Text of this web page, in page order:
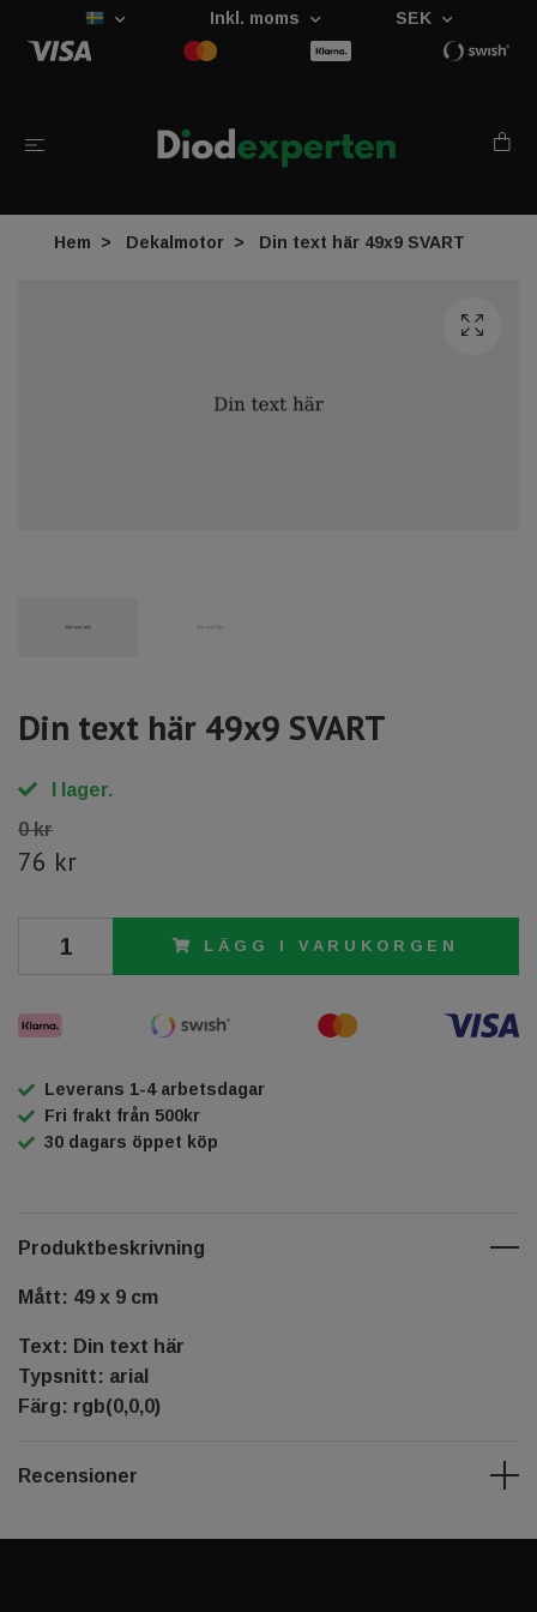
Inkl. moms SEK
Hem Dekalmotor Din text här 49x9 SVART
Din text här 49x9 SVART
I lager.
0 kr
76 kr
LÄGG I VARUKORGEN
Leverans 1-4 arbetsdagar
Fri frakt från 500kr
30 dagars öppet köp
Produktbeskrivning
Mått: 49 x 9 cm
Text: Din text här
Typsnitt: arial
Färg: rgb(0,0,0)
Recensioner